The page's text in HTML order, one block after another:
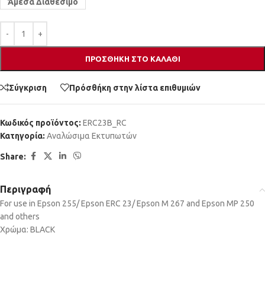
ΠΡΟΣΘΉΚΗ ΣΤΟ ΚΑΛΆΘΙ
Σύγκριση Πρόσθήκη στην λίστα επιθυμιών
Κωδικός προϊόντος: ERC23B_RC
Κατηγορία: Αναλώσιμα Εκτυπωτών
Share:
Περιγραφή
For use in Epson 255/ Epson ERC 23/ Epson M 267 and Epson MP 250
and others
Χρώμα: BLACK